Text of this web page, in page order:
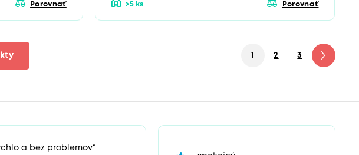
Porovnať >5 ks Porovnať
1 2 3 4
a bez problemov“